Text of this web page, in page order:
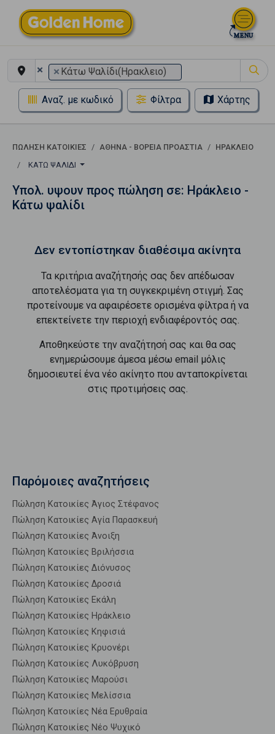
× × Κάτω Ψαλίδι(Ηρακλειο)
Αναζ. με κωδικό Φίλτρα Χάρτης
ΠΏΛΗΣΗ ΚΑΤΟΙΚΊΕΣ ΑΘΉΝΑ - ΒΌΡΕΙΑ ΠΡΟΆΣΤΙΑ
ΗΡΆΚΛΕΙΟ
ΚΆΤΩ ΨΑΛΊΔΙ
Υπολ. υψουν προς πώληση σε: Ηράκλειο -
Κάτω ψαλίδι
Δεν εντοπίστηκαν διαθέσιμα ακίνητα
Τα κριτήρια αναζήτησής σας δεν απέδωσαν
αποτελέσματα για τη συγκεκριμένη στιγμή. Σας
προτείνουμε να αφαιρέσετε ορισμένα φίλτρα ή να
επεκτείνετε την περιοχή ενδιαφέροντός σας.
Αποθηκεύστε την αναζήτησή σας και θα σας
ενημερώσουμε άμεσα μέσω email μόλις
δημοσιευτεί ένα νέο ακίνητο που ανταποκρίνεται
στις προτιμήσεις σας.
Παρόμοιες αναζητήσεις
Πώληση Κατοικίες Άγιος Στέφανος
Πώληση Κατοικίες Αγία Παρασκευή
Πώληση Κατοικίες Άνοιξη
Πώληση Κατοικίες Βριλήσσια
Πώληση Κατοικίες Διόνυσος
Πώληση Κατοικίες Δροσιά
Πώληση Κατοικίες Εκάλη
Πώληση Κατοικίες Ηράκλειο
Πώληση Κατοικίες Κηφισιά
Πώληση Κατοικίες Κρυονέρι
Πώληση Κατοικίες Λυκόβρυση
Πώληση Κατοικίες Μαρούσι
Πώληση Κατοικίες Μελίσσια
Πώληση Κατοικίες Νέα Ερυθραία
Πώληση Κατοικίες Νέο Ψυχικό